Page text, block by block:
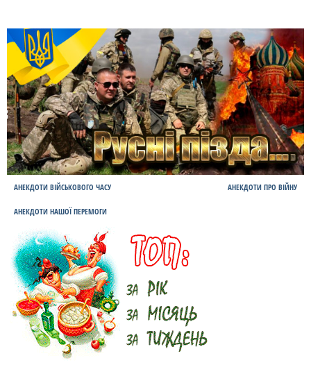
АНЕКДОТИ ВІЙСЬКОВОГО ЧАСУ АНЕКДОТИ ПРО ВІЙНУ
АНЕКДОТИ НАШОЇ ПЕРЕМОГИ